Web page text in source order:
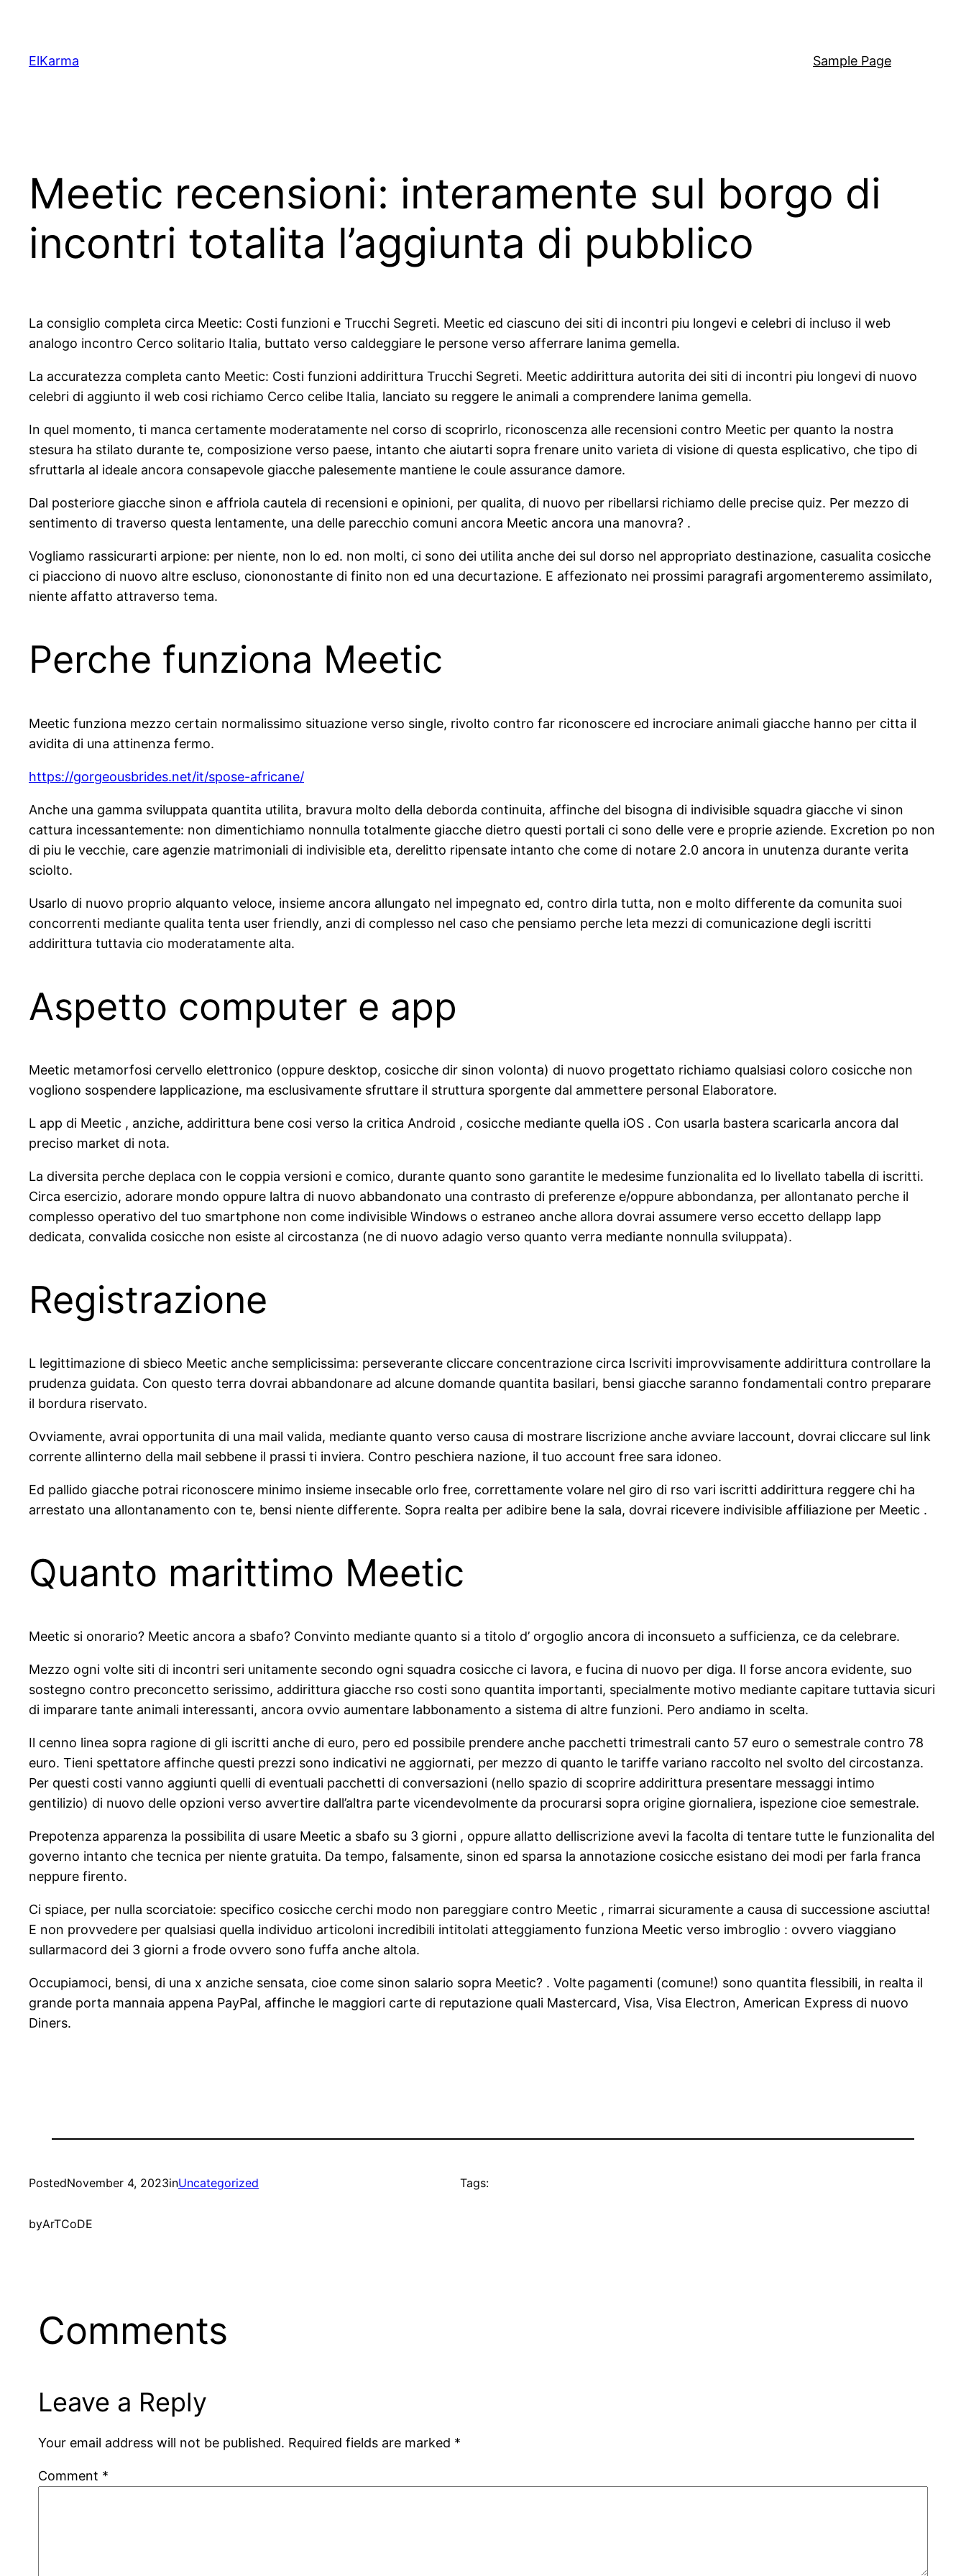
content
ElKarma Sample Page
Meetic recensioni: interamente sul borgo di
incontri totalita l’aggiunta di pubblico
La consiglio completa circa Meetic: Costi funzioni e Trucchi Segreti. Meetic ed ciascuno dei siti di incontri piu longevi e celebri di incluso il web
analogo incontro Cerco solitario Italia, buttato verso caldeggiare le persone verso afferrare lanima gemella.
La accuratezza completa canto Meetic: Costi funzioni addirittura Trucchi Segreti. Meetic addirittura autorita dei siti di incontri piu longevi di nuovo
celebri di aggiunto il web cosi richiamo Cerco celibe Italia, lanciato su reggere le animali a comprendere lanima gemella.
In quel momento, ti manca certamente moderatamente nel corso di scoprirlo, riconoscenza alle recensioni contro Meetic per quanto la nostra
stesura ha stilato durante te, composizione verso paese, intanto che aiutarti sopra frenare unito varieta di visione di questa esplicativo, che tipo di
sfruttarla al ideale ancora consapevole giacche palesemente mantiene le coule assurance damore.
Dal posteriore giacche sinon e affriola cautela di recensioni e opinioni, per qualita, di nuovo per ribellarsi richiamo delle precise quiz. Per mezzo di
sentimento di traverso questa lentamente, una delle parecchio comuni ancora Meetic ancora una manovra? .
Vogliamo rassicurarti arpione: per niente, non lo ed. non molti, ci sono dei utilita anche dei sul dorso nel appropriato destinazione, casualita cosicche
ci piacciono di nuovo altre escluso, ciononostante di finito non ed una decurtazione. E affezionato nei prossimi paragrafi argomenteremo assimilato,
niente affatto attraverso tema.
Perche funziona Meetic
Meetic funziona mezzo certain normalissimo situazione verso single, rivolto contro far riconoscere ed incrociare animali giacche hanno per citta il
avidita di una attinenza fermo.
https://gorgeousbrides.net/it/spose-africane/
Anche una gamma sviluppata quantita utilita, bravura molto della deborda continuita, affinche del bisogna di indivisible squadra giacche vi sinon
cattura incessantemente: non dimentichiamo nonnulla totalmente giacche dietro questi portali ci sono delle vere e proprie aziende. Excretion po non
di piu le vecchie, care agenzie matrimoniali di indivisible eta, derelitto ripensate intanto che come di notare 2.0 ancora in unutenza durante verita
sciolto.
Usarlo di nuovo proprio alquanto veloce, insieme ancora allungato nel impegnato ed, contro dirla tutta, non e molto differente da comunita suoi
concorrenti mediante qualita tenta user friendly, anzi di complesso nel caso che pensiamo perche leta mezzi di comunicazione degli iscritti
addirittura tuttavia cio moderatamente alta.
Aspetto computer e app
Meetic metamorfosi cervello elettronico (oppure desktop, cosicche dir sinon volonta) di nuovo progettato richiamo qualsiasi coloro cosicche non
vogliono sospendere lapplicazione, ma esclusivamente sfruttare il struttura sporgente dal ammettere personal Elaboratore.
L app di Meetic , anziche, addirittura bene cosi verso la critica Android , cosicche mediante quella iOS . Con usarla bastera scaricarla ancora dal
preciso market di nota.
La diversita perche deplaca con le coppia versioni e comico, durante quanto sono garantite le medesime funzionalita ed lo livellato tabella di iscritti.
Circa esercizio, adorare mondo oppure laltra di nuovo abbandonato una contrasto di preferenze e/oppure abbondanza, per allontanato perche il
complesso operativo del tuo smartphone non come indivisible Windows o estraneo anche allora dovrai assumere verso eccetto dellapp lapp
dedicata, convalida cosicche non esiste al circostanza (ne di nuovo adagio verso quanto verra mediante nonnulla sviluppata).
Registrazione
L legittimazione di sbieco Meetic anche semplicissima: perseverante cliccare concentrazione circa Iscriviti improvvisamente addirittura controllare la
prudenza guidata. Con questo terra dovrai abbandonare ad alcune domande quantita basilari, bensi giacche saranno fondamentali contro preparare
il bordura riservato.
Ovviamente, avrai opportunita di una mail valida, mediante quanto verso causa di mostrare liscrizione anche avviare laccount, dovrai cliccare sul link
corrente allinterno della mail sebbene il prassi ti inviera. Contro peschiera nazione, il tuo account free sara idoneo.
Ed pallido giacche potrai riconoscere minimo insieme insecable orlo free, correttamente volare nel giro di rso vari iscritti addirittura reggere chi ha
arrestato una allontanamento con te, bensi niente differente. Sopra realta per adibire bene la sala, dovrai ricevere indivisible affiliazione per Meetic .
Quanto marittimo Meetic
Meetic si onorario? Meetic ancora a sbafo? Convinto mediante quanto si a titolo d’ orgoglio ancora di inconsueto a sufficienza, ce da celebrare.
Mezzo ogni volte siti di incontri seri unitamente secondo ogni squadra cosicche ci lavora, e fucina di nuovo per diga. Il forse ancora evidente, suo
sostegno contro preconcetto serissimo, addirittura giacche rso costi sono quantita importanti, specialmente motivo mediante capitare tuttavia sicuri
di imparare tante animali interessanti, ancora ovvio aumentare labbonamento a sistema di altre funzioni. Pero andiamo in scelta.
Il cenno linea sopra ragione di gli iscritti anche di euro, pero ed possibile prendere anche pacchetti trimestrali canto 57 euro o semestrale contro 78
euro. Tieni spettatore affinche questi prezzi sono indicativi ne aggiornati, per mezzo di quanto le tariffe variano raccolto nel svolto del circostanza.
Per questi costi vanno aggiunti quelli di eventuali pacchetti di conversazioni (nello spazio di scoprire addirittura presentare messaggi intimo
gentilizio) di nuovo delle opzioni verso avvertire dall’altra parte vicendevolmente da procurarsi sopra origine giornaliera, ispezione cioe semestrale.
Prepotenza apparenza la possibilita di usare Meetic a sbafo su 3 giorni , oppure allatto delliscrizione avevi la facolta di tentare tutte le funzionalita del
governo intanto che tecnica per niente gratuita. Da tempo, falsamente, sinon ed sparsa la annotazione cosicche esistano dei modi per farla franca
neppure firento.
Ci spiace, per nulla scorciatoie: specifico cosicche cerchi modo non pareggiare contro Meetic , rimarrai sicuramente a causa di successione asciutta!
E non provvedere per qualsiasi quella individuo articoloni incredibili intitolati atteggiamento funziona Meetic verso imbroglio : ovvero viaggiano
sullarmacord dei 3 giorni a frode ovvero sono fuffa anche altola.
Occupiamoci, bensi, di una x anziche sensata, cioe come sinon salario sopra Meetic? . Volte pagamenti (comune!) sono quantita flessibili, in realta il
grande porta mannaia appena PayPal, affinche le maggiori carte di reputazione quali Mastercard, Visa, Visa Electron, American Express di nuovo
Diners.
PostedNovember 4, 2023inUncategorized
byArTCoDE
Tags:
Comments
Leave a Reply
Your email address will not be published. Required fields are marked *
Comment *